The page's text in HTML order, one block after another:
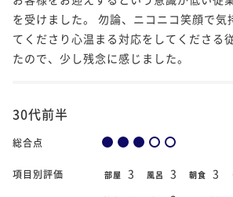
を受けました。 勿論、ニコニコ笑顔で気
てくださり心温まる対応をしてくださる
たので、少し残念に感じました。
30代前半
総合点
項目別評価 部屋 3 風呂 3 朝食 3